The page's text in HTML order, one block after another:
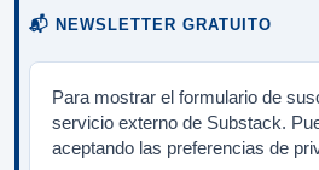
📬 NEWSLETTER GRATUITO
Para mostrar el formulario de
servicio externo de Substack.
aceptando las preferencias de